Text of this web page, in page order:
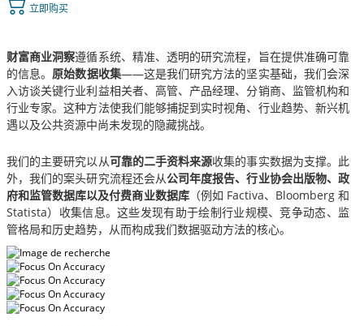
立即购买
财富商业洞察遵循系统、精准、透明的研究流程，旨在提供准确可靠
的信息。 原始数据收集——这是我们研究方法的坚实基础，我们会深
入访谈关键行业利益相关者、高管、产品经理、分销商、监管机构和
行业专家。这种方法使我们能够捕捉到实时视角、行业趋势、新兴机
遇以及公共资源中尚未发现的隐藏挑战。
我们的主要研究以从可靠的二手资料来源收集的事实数据为支撑。此
外，我们的案头研究流程还会从公司年度报告、行业协会出版物、政
府和监管数据库以及付费商业数据库（例如 Factiva、Bloomberg 和
Statista）收集信息。这些发现有助于绘制行业规模、竞争动态、监
管格局和历史趋势，从而构成我们数据驱动方法的核心。